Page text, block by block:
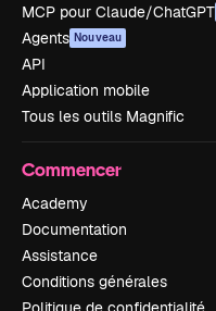
MCP pour Claude/ChatGPT
Agents Nouveau
API
Application mobile
Tous les outils Magnific
Commencer
Academy
Documentation
Assistance
Conditions générales